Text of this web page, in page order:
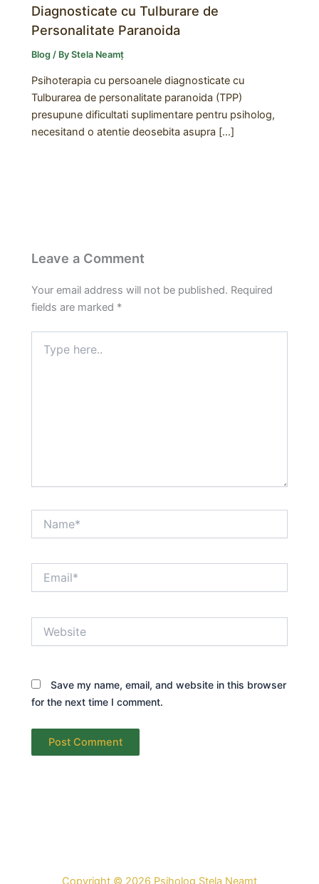
Diagnosticate cu Tulburare de
Personalitate Paranoida
Blog / ByStela Neamț
Psihoterapia cu persoanele diagnosticate cu
Tulburarea de personalitate paranoida (TPP)
presupune dificultati suplimentare pentru psiholog,
necesitand o atentie deosebita asupra […]
Leave a Comment
Your email address will not be published. Required
fields are marked *
here..
Save my name, email, and website in this browser
for the next time I comment.